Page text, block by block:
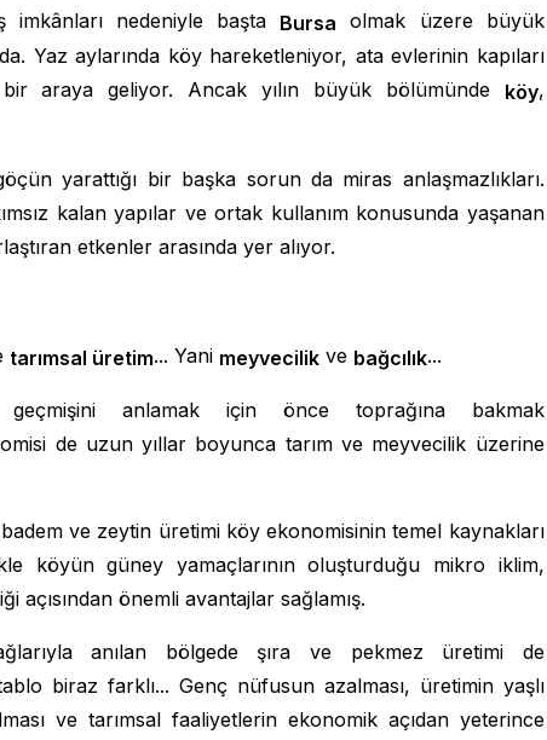
imkânları nedeniyle başta Bursa olmak üzere büyük
Yaz aylarında köy hareketleniyor, ata evlerinin kapıları
bir araya geliyor. Ancak yılın büyük bölümünde köy,
yarattığı bir başka sorun da miras anlaşmazlıkları.
kalan yapılar ve ortak kullanım konusunda yaşanan
etkenler arasında yer alıyor.
tarımsal üretim... Yani meyvecilik ve bağcılık...
anlamak için önce toprağına bakmak
de uzun yıllar boyunca tarım ve meyvecilik üzerine
ve zeytin üretimi köy ekonomisinin temel kaynakları
köyün güney yamaçlarının oluşturduğu mikro iklim,
açısından önemli avantajlar sağlamış.
anılan bölgede şıra ve pekmez üretimi de
biraz farklı... Genç nüfusun azalması, üretimin yaşlı
ve tarımsal faaliyetlerin ekonomik açıdan yeterince